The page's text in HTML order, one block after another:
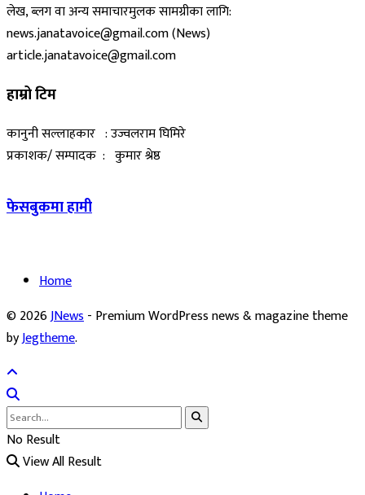
लेख, ब्लग वा अन्य समाचारमुलक सामग्रीका लागि:
news.janatavoice@gmail.com (News)
article.janatavoice@gmail.com
हाम्रो टिम
कानुनी सल्लाहकार : उज्वलराम घिमिरे
प्रकाशक/ सम्पादक : कुमार श्रेष्ठ
फेसबुकमा हामी
Home
© 2026JNews- Premium WordPress news & magazine theme
byJegtheme.
No Result
View All Result